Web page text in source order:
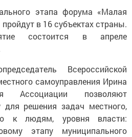
этапа форума «Малая
в 16 субъектах страны.
состоится в апреле
Всероссийской
самоуправления Ирина
Ассоциации позволяют
для решения задач местного,
к людям, уровня власти:
этапу муниципального